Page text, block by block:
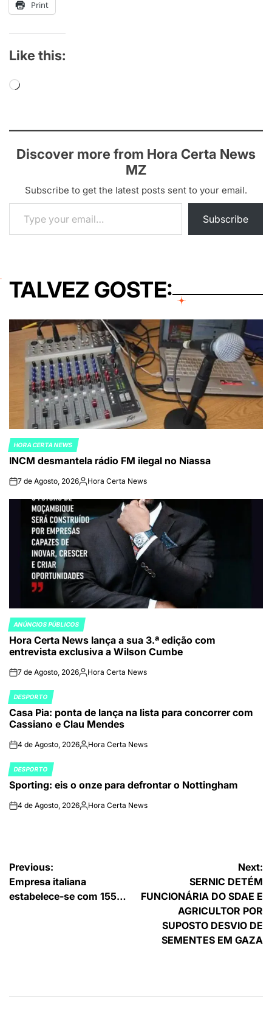
Print
Like this:
Loading…
Discover more from Hora Certa News
MZ
Subscribe to get the latest posts sent to your email.
Type your email…
Subscribe
TALVEZ GOSTE:
POSTED
IN
HORA CERTA NEWS
INCM desmantela rádio FM ilegal no Niassa
on7 de Agosto, 2026Publicado
Hora Certa News
POSTED
IN
ANÚNCIOS PÚBLICOS
Hora Certa News lança a sua 3.ª edição com
entrevista exclusiva a Wilson Cumbe
on7 de Agosto, 2026Publicado
Hora Certa News
POSTED
IN
DESPORTO
Casa Pia: ponta de lança na lista para concorrer com
Cassiano e Clau Mendes
on4 de Agosto, 2026Publicado
Hora Certa News
POSTED
IN
DESPORTO
Sporting: eis o onze para defrontar o Nottingham
on4 de Agosto, 2026Publicado
Hora Certa News
Navegação
de
Previous:
Empresa italiana
estabelece-se com 155…
Next:
SERNIC DETÉM
FUNCIONÁRIA DO SDAE E
AGRICULTOR POR
SUPOSTO DESVIO DE
SEMENTES EM GAZA